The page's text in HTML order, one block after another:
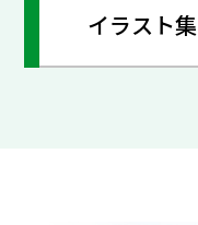
イラスト集